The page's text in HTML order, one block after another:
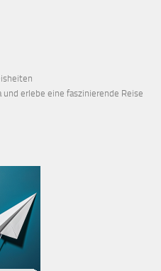
erlebe eine faszinierende Reise